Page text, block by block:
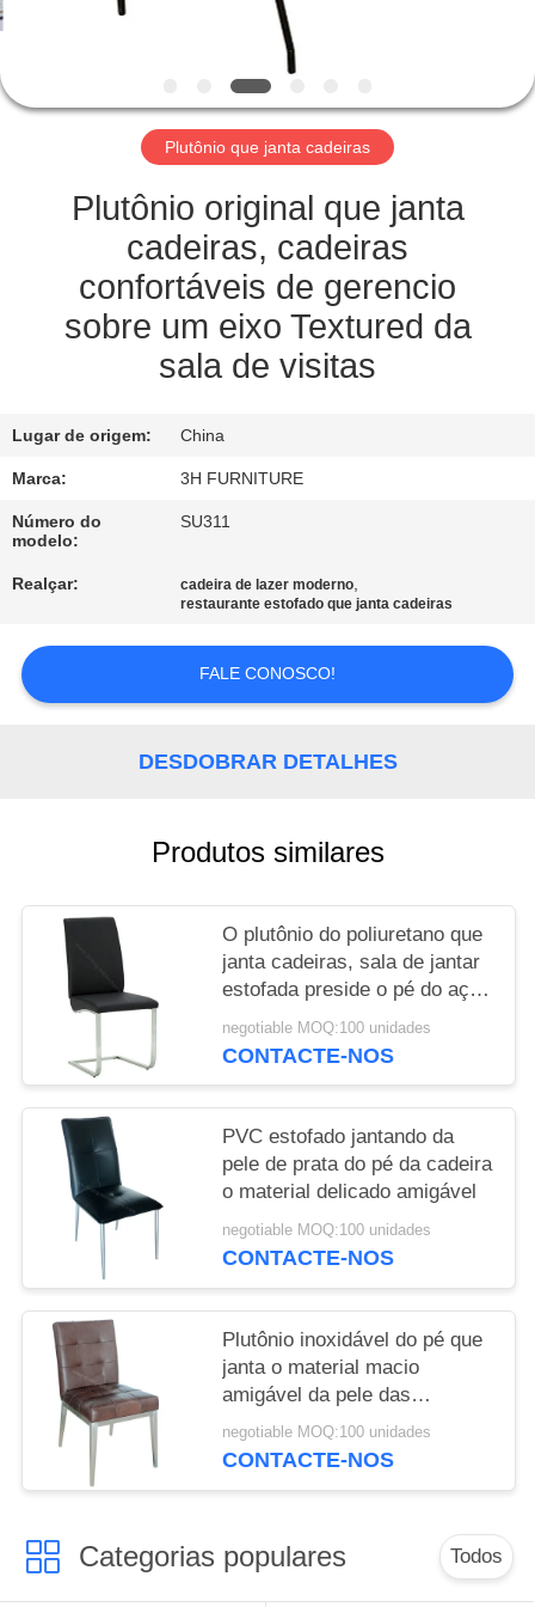
CONTROLE
QUALIDADE
CONTATO
PEÇA
UMAS
CITAÇÕES
MAPA
DO
SITE
PRIVACY
Plutônio que janta cadeiras
Plutônio original que janta
cadeiras, cadeiras
confortáveis de gerencio
sobre um eixo Textured da
sala de visitas
Lugar de origem: China
Marca: 3H FURNITURE
Número do
modelo:
SU311
Realçar: cadeira de lazer moderno,
restaurante estofado que janta cadeiras
FALE CONOSCO!
DESDOBRAR DETALHES
Produtos similares
O plutônio do poliuretano que
janta cadeiras, sala de jantar
estofada preside o pé do aço
de Stainess
negotiable MOQ:100 unidades
CONTACTE-NOS
PVC estofado jantando da
pele de prata do pé da cadeira
o material delicado amigável
negotiable MOQ:100 unidades
CONTACTE-NOS
Plutônio inoxidável do pé que
janta o material macio
amigável da pele das
decorações das cadeiras em
casa
negotiable MOQ:100 unidades
CONTACTE-NOS
Categorias populares Todos